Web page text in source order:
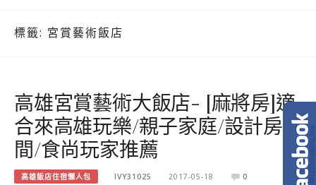
標籤: 宮賞藝術飯店
高雄宮賞藝術大飯店- [麻將房]適
合來高雄玩樂/親子家庭/設計房
間/食尚玩家推薦
高雄飯店住宿懶人包 IVY31025 2017-05-18 0